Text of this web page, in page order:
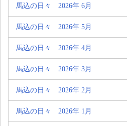
馬込の日々 2026年 6月
馬込の日々 2026年 5月
馬込の日々 2026年 4月
馬込の日々 2026年 3月
馬込の日々 2026年 2月
馬込の日々 2026年 1月